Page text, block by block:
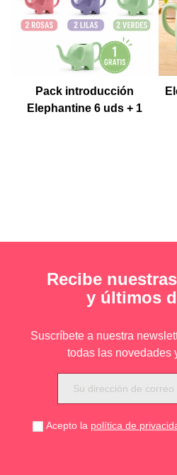
Pack introducción
Elephantine 6 uds + 1
Recibe
y últimos
Suscríbete a nuestra
todas las novedades
Acepto la política de